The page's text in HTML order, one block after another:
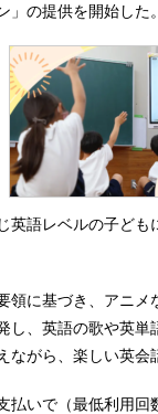
」の提供を開始した。
英語レベルの子ども
領に基づき、アニメ
し、英語の歌や英単
ながら、楽しい英会
払いで（最低利用回